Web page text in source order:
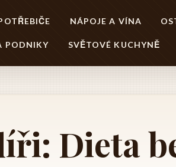
NÁPOJE A VÍNA
PODNIKY SVĚTOVÉ KUCHYNĚ
Dieta